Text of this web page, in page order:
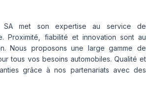
SA met son expertise au service de
Proximité, fiabilité et innovation sont au
Nous proposons une large gamme de
tous vos besoins automobiles. Qualité et
grâce à nos partenariats avec des